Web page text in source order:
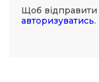
Щоб відправити
авторизуватись.